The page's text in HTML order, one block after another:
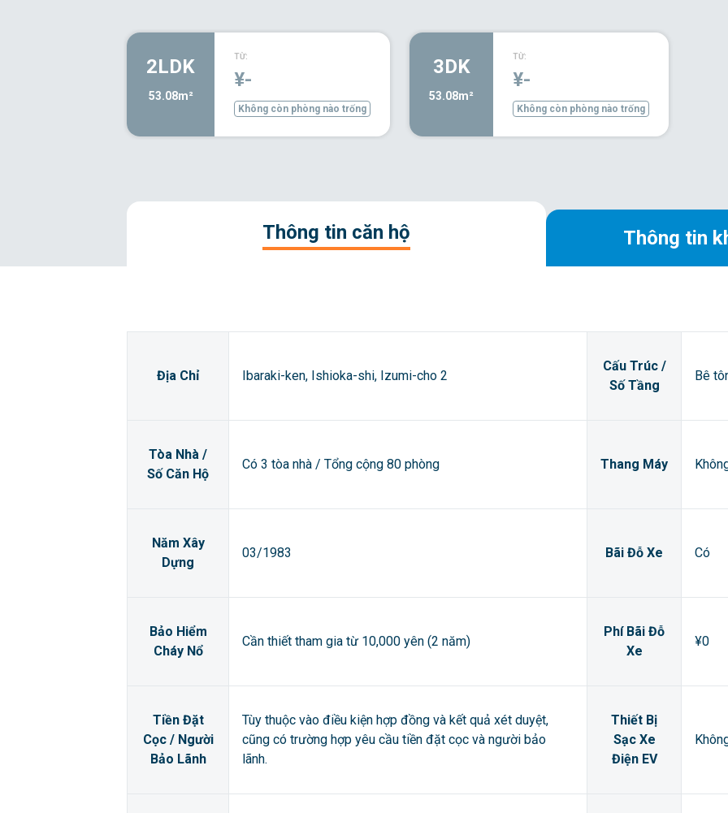
2LDK
53.08m²
TỪ:
¥-
Không còn phòng nào trống
3DK
53.08m²
TỪ:
¥-
Không còn phòng nào trống
Thông tin căn hộ Thông tin
Địa Chỉ Ibaraki-ken, Ishioka-shi, Izumi-cho 2
Cấu Trúc /
Số Tầng
Bê
Tòa Nhà /
Số Căn Hộ
Có 3 tòa nhà / Tổng cộng 80 phòng Thang Máy
Năm Xây
Dựng
03/1983 Bãi Đỗ Xe Có
Bảo Hiểm
Cháy Nổ
Cần thiết tham gia từ 10,000 yên (2 năm)
Phí Bãi Đỗ
Xe
¥0
Tiền Đặt
Cọc / Người
Bảo Lãnh
Tùy thuộc vào điều kiện hợp đồng và kết quả xét duyệt,
cũng có trường hợp yêu cầu tiền đặt cọc và người bảo
lãnh.
Thiết Bị
Sạc Xe
Điện EV